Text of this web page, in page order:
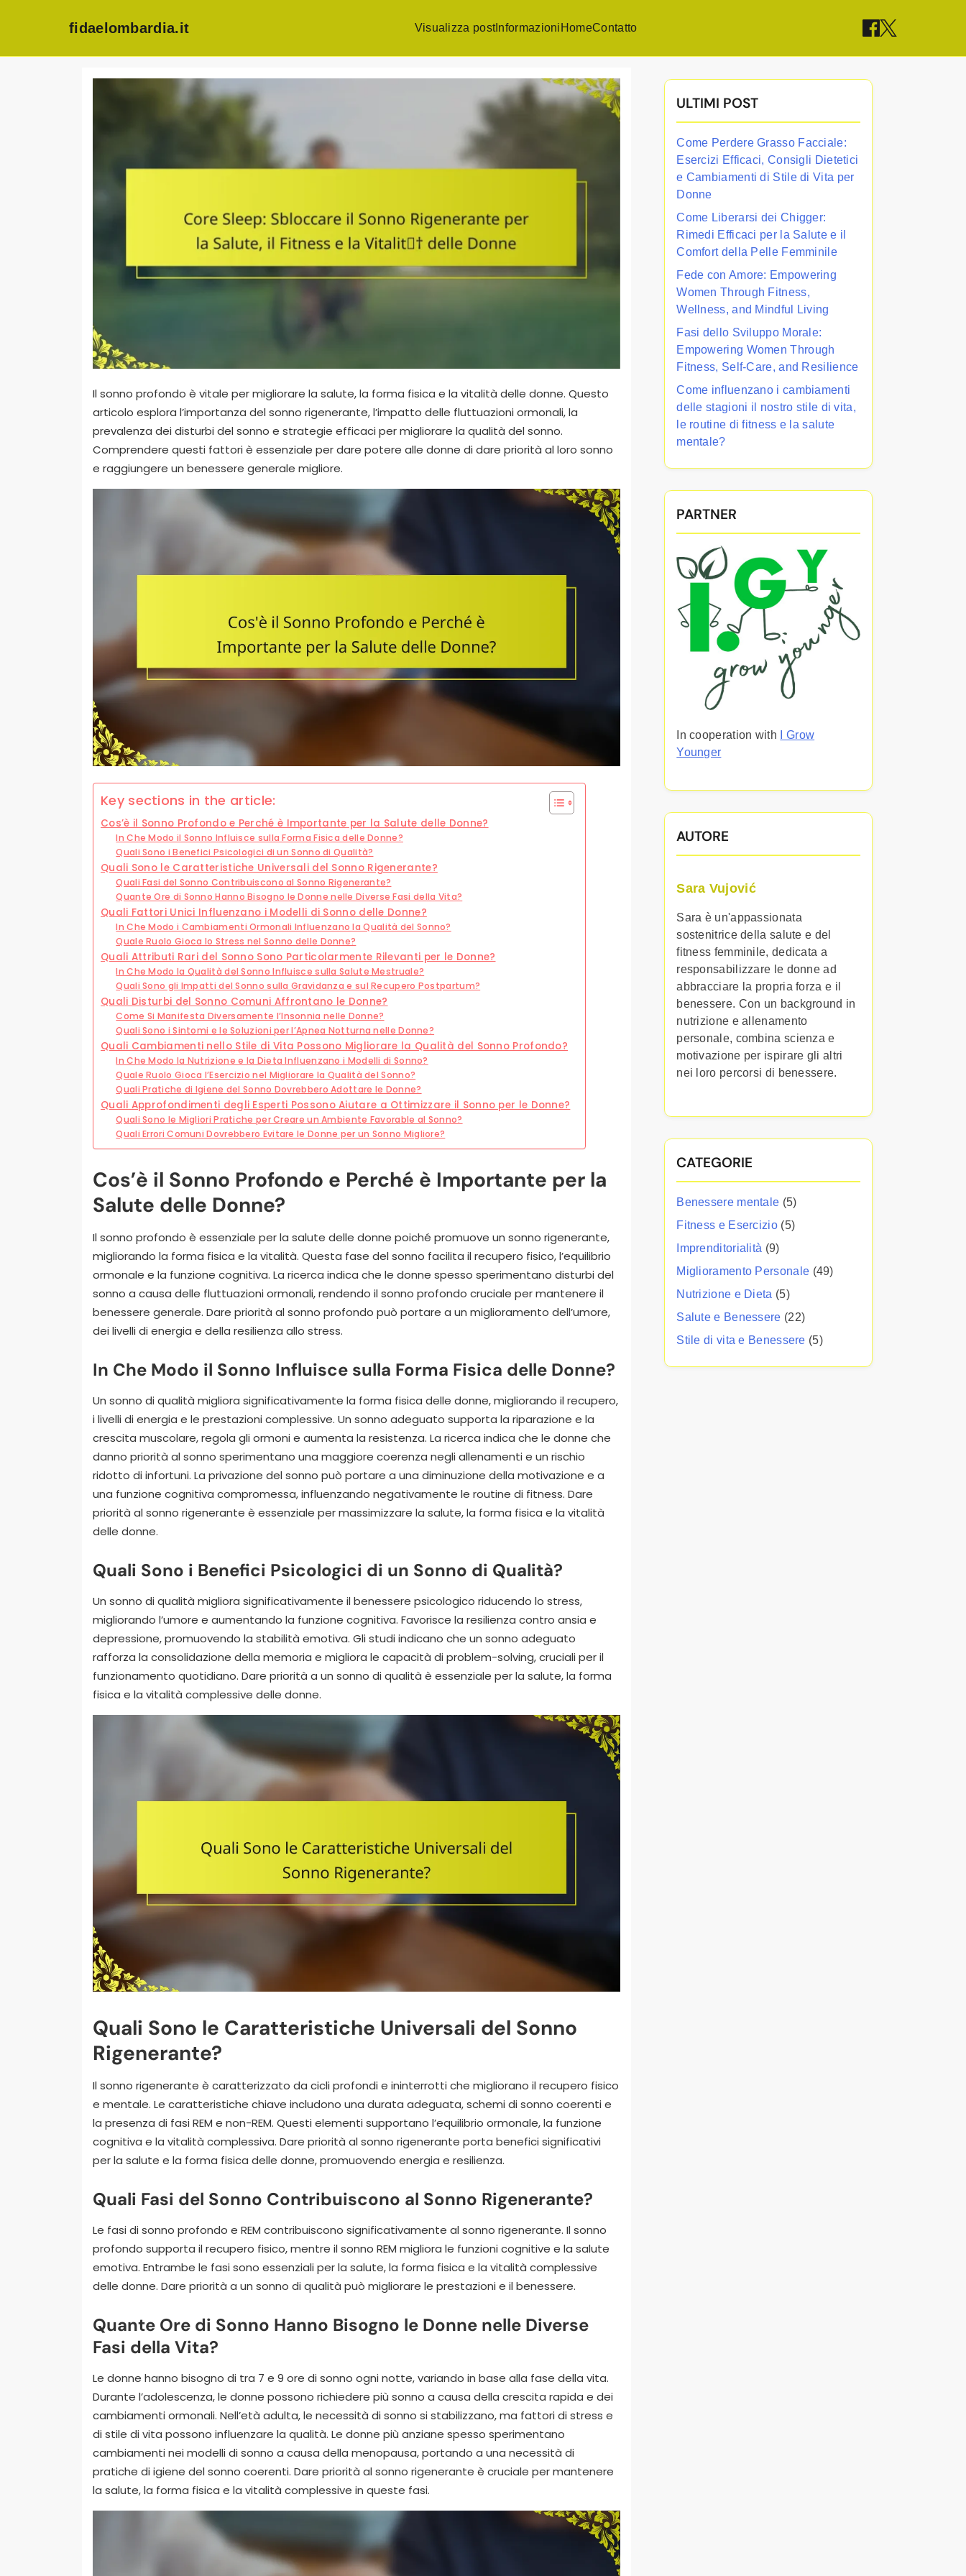
fidaelombardia.it Visualizza postInformazioni HomeContatto
Il sonno profondo è vitale per migliorare la salute, la forma fisica e la vitalità delle donne. Questo
articolo esplora l’importanza del sonno rigenerante, l’impatto delle fluttuazioni ormonali, la
prevalenza dei disturbi del sonno e strategie efficaci per migliorare la qualità del sonno.
Comprendere questi fattori è essenziale per dare potere alle donne di dare priorità al loro sonno
e raggiungere un benessere generale migliore.
Key sections in the article:
Cos’è il Sonno Profondo e Perché è Importante per la Salute delle Donne?
In Che Modo il Sonno Influisce sulla Forma Fisica delle Donne?
Quali Sono i Benefici Psicologici di un Sonno di Qualità?
Quali Sono le Caratteristiche Universali del Sonno Rigenerante?
Quali Fasi del Sonno Contribuiscono al Sonno Rigenerante?
Quante Ore di Sonno Hanno Bisogno le Donne nelle Diverse Fasi della Vita?
Quali Fattori Unici Influenzano i Modelli di Sonno delle Donne?
In Che Modo i Cambiamenti Ormonali Influenzano la Qualità del Sonno?
Quale Ruolo Gioca lo Stress nel Sonno delle Donne?
Quali Attributi Rari del Sonno Sono Particolarmente Rilevanti per le Donne?
In Che Modo la Qualità del Sonno Influisce sulla Salute Mestruale?
Quali Sono gli Impatti del Sonno sulla Gravidanza e sul Recupero Postpartum?
Quali Disturbi del Sonno Comuni Affrontano le Donne?
Come Si Manifesta Diversamente l’Insonnia nelle Donne?
Quali Sono i Sintomi e le Soluzioni per l’Apnea Notturna nelle Donne?
Quali Cambiamenti nello Stile di Vita Possono Migliorare la Qualità del Sonno Profondo?
In Che Modo la Nutrizione e la Dieta Influenzano i Modelli di Sonno?
Quale Ruolo Gioca l’Esercizio nel Migliorare la Qualità del Sonno?
Quali Pratiche di Igiene del Sonno Dovrebbero Adottare le Donne?
Quali Approfondimenti degli Esperti Possono Aiutare a Ottimizzare il Sonno per le Donne?
Quali Sono le Migliori Pratiche per Creare un Ambiente Favorable al Sonno?
Quali Errori Comuni Dovrebbero Evitare le Donne per un Sonno Migliore?
Cos’è il Sonno Profondo e Perché è Importante per la
Salute delle Donne?
Il sonno profondo è essenziale per la salute delle donne poiché promuove un sonno rigenerante,
migliorando la forma fisica e la vitalità. Questa fase del sonno facilita il recupero fisico, l’equilibrio
ormonale e la funzione cognitiva. La ricerca indica che le donne spesso sperimentano disturbi del
sonno a causa delle fluttuazioni ormonali, rendendo il sonno profondo cruciale per mantenere il
benessere generale. Dare priorità al sonno profondo può portare a un miglioramento dell’umore,
dei livelli di energia e della resilienza allo stress.
In Che Modo il Sonno Influisce sulla Forma Fisica delle Donne?
Un sonno di qualità migliora significativamente la forma fisica delle donne, migliorando il recupero,
i livelli di energia e le prestazioni complessive. Un sonno adeguato supporta la riparazione e la
crescita muscolare, regola gli ormoni e aumenta la resistenza. La ricerca indica che le donne che
danno priorità al sonno sperimentano una maggiore coerenza negli allenamenti e un rischio
ridotto di infortuni. La privazione del sonno può portare a una diminuzione della motivazione e a
una funzione cognitiva compromessa, influenzando negativamente le routine di fitness. Dare
priorità al sonno rigenerante è essenziale per massimizzare la salute, la forma fisica e la vitalità
delle donne.
Quali Sono i Benefici Psicologici di un Sonno di Qualità?
Un sonno di qualità migliora significativamente il benessere psicologico riducendo lo stress,
migliorando l’umore e aumentando la funzione cognitiva. Favorisce la resilienza contro ansia e
depressione, promuovendo la stabilità emotiva. Gli studi indicano che un sonno adeguato
rafforza la consolidazione della memoria e migliora le capacità di problem-solving, cruciali per il
funzionamento quotidiano. Dare priorità a un sonno di qualità è essenziale per la salute, la forma
fisica e la vitalità complessive delle donne.
Quali Sono le Caratteristiche Universali del Sonno
Rigenerante?
Il sonno rigenerante è caratterizzato da cicli profondi e ininterrotti che migliorano il recupero fisico
e mentale. Le caratteristiche chiave includono una durata adeguata, schemi di sonno coerenti e
la presenza di fasi REM e non-REM. Questi elementi supportano l’equilibrio ormonale, la funzione
cognitiva e la vitalità complessiva. Dare priorità al sonno rigenerante porta benefici significativi
per la salute e la forma fisica delle donne, promuovendo energia e resilienza.
Quali Fasi del Sonno Contribuiscono al Sonno Rigenerante?
Le fasi di sonno profondo e REM contribuiscono significativamente al sonno rigenerante. Il sonno
profondo supporta il recupero fisico, mentre il sonno REM migliora le funzioni cognitive e la salute
emotiva. Entrambe le fasi sono essenziali per la salute, la forma fisica e la vitalità complessive
delle donne. Dare priorità a un sonno di qualità può migliorare le prestazioni e il benessere.
Quante Ore di Sonno Hanno Bisogno le Donne nelle Diverse
Fasi della Vita?
Le donne hanno bisogno di tra 7 e 9 ore di sonno ogni notte, variando in base alla fase della vita.
Durante l’adolescenza, le donne possono richiedere più sonno a causa della crescita rapida e dei
cambiamenti ormonali. Nell’età adulta, le necessità di sonno si stabilizzano, ma fattori di stress e
di stile di vita possono influenzare la qualità. Le donne più anziane spesso sperimentano
cambiamenti nei modelli di sonno a causa della menopausa, portando a una necessità di
pratiche di igiene del sonno coerenti. Dare priorità al sonno rigenerante è cruciale per mantenere
la salute, la forma fisica e la vitalità complessive in queste fasi.
ULTIMI POST
Come Perdere Grasso Facciale:
Esercizi Efficaci, Consigli Dietetici
e Cambiamenti di Stile di Vita per
Donne
Come Liberarsi dei Chigger:
Rimedi Efficaci per la Salute e il
Comfort della Pelle Femminile
Fede con Amore: Empowering
Women Through Fitness,
Wellness, and Mindful Living
Fasi dello Sviluppo Morale:
Empowering Women Through
Fitness, Self-Care, and Resilience
Come influenzano i cambiamenti
delle stagioni il nostro stile di vita,
le routine di fitness e la salute
mentale?
PARTNER
In cooperation with
I Grow
Younger
AUTORE
Sara Vujović
Sara è un'appassionata
sostenitrice della salute e del
fitness femminile, dedicata a
responsabilizzare le donne ad
abbracciare la propria forza e il
benessere. Con un background in
nutrizione e allenamento
personale, combina scienza e
motivazione per ispirare gli altri
nei loro percorsi di benessere.
CATEGORIE
Benessere mentale (5)
Fitness e Esercizio (5)
Imprenditorialità (9)
Miglioramento Personale (49)
Nutrizione e Dieta (5)
Salute e Benessere (22)
Stile di vita e Benessere (5)